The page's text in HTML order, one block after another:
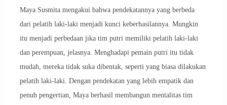
Maya Susmita mengakui bahwa pendekatannya yang berbeda
dari pelatih laki-laki menjadi kunci keberhasilannya. Mungkin
itu menjadi perbedaan jika tim putri memiliki pelatih laki-laki
dan perempuan, jelasnya. Menghadapi pemain putri itu tidak
mudah, mereka tidak suka dibentak, seperti yang biasa dilakukan
pelatih laki-laki. Dengan pendekatan yang lebih empatik dan
penuh pengertian, Maya berhasil membangun mentalitas tim